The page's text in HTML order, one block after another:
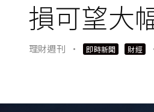
損可望大
理財週刊 · 即時新聞 財經